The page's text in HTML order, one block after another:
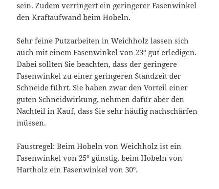
sein. Zudem verringert ein geringerer Fasenwinkel
den Kraftaufwand beim Hobeln.
Sehr feine Putzarbeiten in Weichholz lassen sich
auch mit einem Fasenwinkel von 23° gut erledigen.
Dabei sollten Sie beachten, dass der geringere
Fasenwinkel zu einer geringeren Standzeit der
Schneide führt. Sie haben zwar den Vorteil einer
guten Schneidwirkung, nehmen dafür aber den
Nachteil in Kauf, dass Sie sehr häufig nachschärfen
müssen.
Faustregel: Beim Hobeln von Weichholz ist ein
Fasenwinkel von 25° günstig, beim Hobeln von
Hartholz ein Fasenwinkel von 30°.